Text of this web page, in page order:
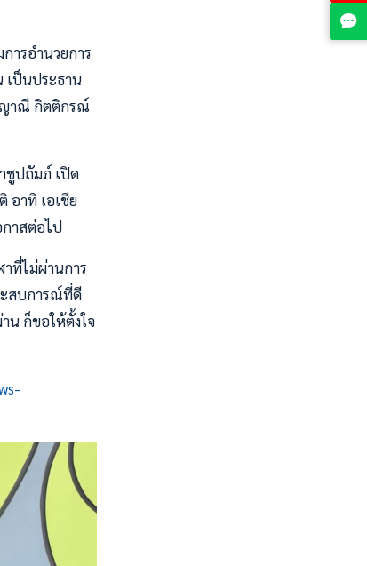
ารอำนวยการ
เป็นประธาน
ญาณี กิตติกรณ์
ชูปถัมภ์ เปิด
อาทิ เอเชีย
กาสต่อไป
ที่ไม่ผ่านการ
ะสบการณ์ที่ดี
น ก็ขอให้ตั้งใจ